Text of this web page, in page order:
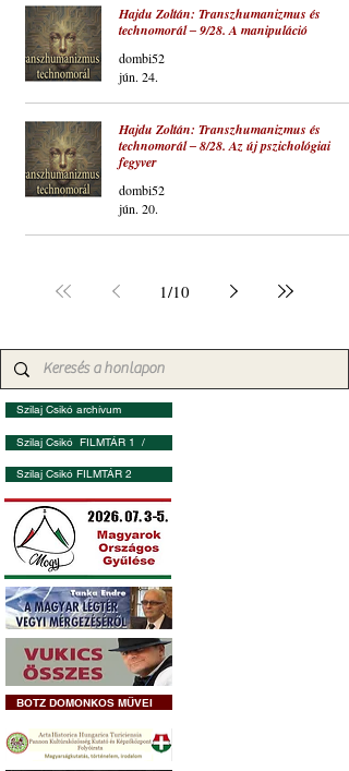
Hajdu Zoltán: Transzhumanizmus és
technomorál ‒ 9/28. A manipuláció
dombi52
jún. 24.
Hajdu Zoltán: Transzhumanizmus és
technomorál ‒ 8/28. Az új pszichológiai
fegyver
dombi52
jún. 20.
1/10
Szilaj Csikó archívum
Szilaj Csikó FILMTÁR 1 /
Szilaj Csikó FILMTÁR 2
BOTZ DOMONKOS MŰVEI